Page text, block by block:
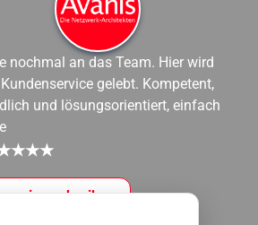
nochmal an das Team. Hier wird
gelebt. Kompetent,
und lösungsorientiert, einfach
★★★
schreiben